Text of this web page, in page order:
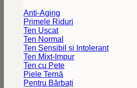
Anti-Aging
Primele Riduri
Ten Uscat
Ten Normal
Ten Sensibil și Intolerant
Ten Mixt-Impur
Ten cu Pete
Piele Ternă
Pentru Bărbați